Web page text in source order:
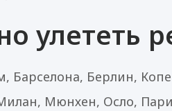
улететь
Барселона, Берлин,
Мюнхен, Осло,